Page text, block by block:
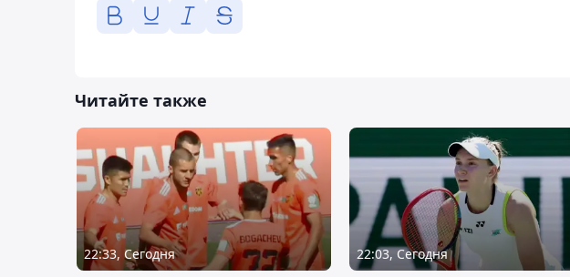
Читайте также
22:33, Сегодня 22:03, Сегодня